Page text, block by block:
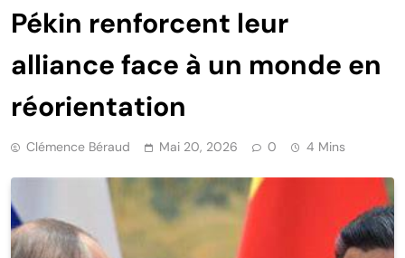
Pékin renforcent leur
alliance face à un monde en
réorientation
Clémence Béraud Mai 20, 2026 0 4 Mins